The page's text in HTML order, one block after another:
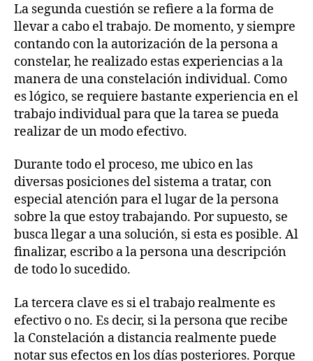
La segunda cuestión se refiere a la forma de
llevar a cabo el trabajo. De momento, y siempre
contando con la autorización de la persona a
constelar, he realizado estas experiencias a la
manera de una constelación individual. Como
es lógico, se requiere bastante experiencia en el
trabajo individual para que la tarea se pueda
realizar de un modo efectivo.
Durante todo el proceso, me ubico en las
diversas posiciones del sistema a tratar, con
especial atención para el lugar de la persona
sobre la que estoy trabajando. Por supuesto, se
busca llegar a una solución, si esta es posible. Al
finalizar, escribo a la persona una descripción
de todo lo sucedido.
La tercera clave es si el trabajo realmente es
efectivo o no. Es decir, si la persona que recibe
la Constelación a distancia realmente puede
notar sus efectos en los días posteriores. Porque